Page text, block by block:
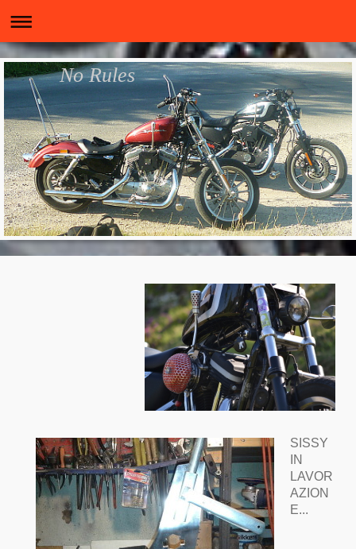
No Rules
SISSY
IN
LAVOR
AZION
E...